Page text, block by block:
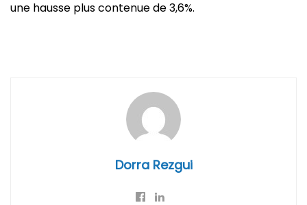
une hausse plus contenue de 3,6%.
Dorra Rezgui